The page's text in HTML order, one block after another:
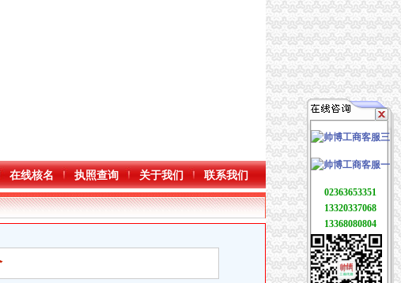
在线核名 执照查询 关于我们 联系我们
02363653351
13320337068
13368080804